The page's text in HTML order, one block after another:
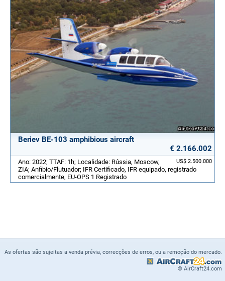
Beriev BE-103 amphibious aircraft
€ 2.166.002
US$ 2.500.000
Ano: 2022; TTAF: 1h; Localidade: Rússia, Moscow,
ZIA; Anfibio/Flutuador; IFR Certificado, IFR equipado, registrado
comercialmente, EU-OPS 1 Registrado
As ofertas são sujeitas a venda prévia, correcções de erros, ou a remoção do mercado.
© AirCraft24.com